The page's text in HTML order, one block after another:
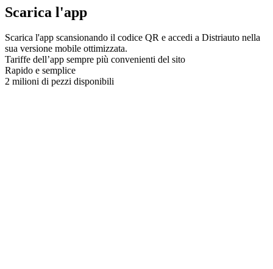
Scarica l'app
Scarica l'app scansionando il codice QR e accedi a Distriauto nella
sua versione mobile ottimizzata.
Tariffe dell’app sempre più convenienti del sito
Rapido e semplice
2 milioni di pezzi disponibili